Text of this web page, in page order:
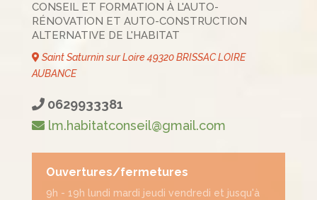
CONSEIL ET FORMATION À L'AUTO-
RÉNOVATION ET AUTO-CONSTRUCTION
ALTERNATIVE DE L'HABITAT
Saint Saturnin sur Loire 49320 BRISSAC LOIRE
AUBANCE
0629933381
lm.habitatconseil@gmail.com
Ouvertures/fermetures
9h - 19h lundi mardi jeudi vendredi et jusqu'à